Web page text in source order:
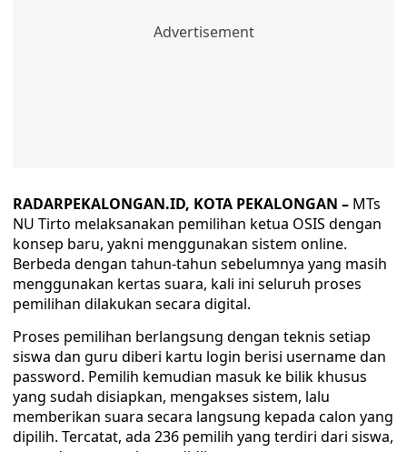
RADARPEKALONGAN.ID, KOTA PEKALONGAN – MTs
NU Tirto melaksanakan pemilihan ketua OSIS dengan
konsep baru, yakni menggunakan sistem online.
Berbeda dengan tahun-tahun sebelumnya yang masih
menggunakan kertas suara, kali ini seluruh proses
pemilihan dilakukan secara digital.
Proses pemilihan berlangsung dengan teknis setiap
siswa dan guru diberi kartu login berisi username dan
password. Pemilih kemudian masuk ke bilik khusus
yang sudah disiapkan, mengakses sistem, lalu
memberikan suara secara langsung kepada calon yang
dipilih. Tercatat, ada 236 pemilih yang terdiri dari siswa,